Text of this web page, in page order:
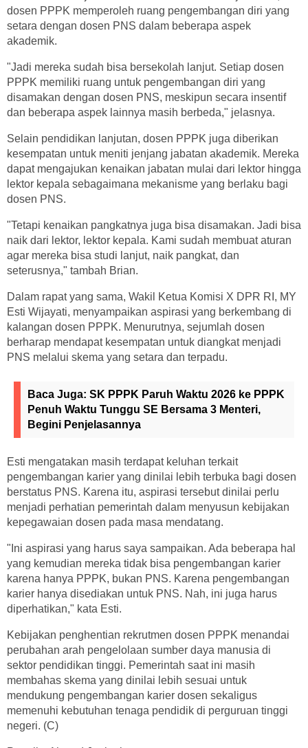
dosen PPPK memperoleh ruang pengembangan diri yang
setara dengan dosen PNS dalam beberapa aspek
akademik.
"Jadi mereka sudah bisa bersekolah lanjut. Setiap dosen
PPPK memiliki ruang untuk pengembangan diri yang
disamakan dengan dosen PNS, meskipun secara insentif
dan beberapa aspek lainnya masih berbeda," jelasnya.
Selain pendidikan lanjutan, dosen PPPK juga diberikan
kesempatan untuk meniti jenjang jabatan akademik. Mereka
dapat mengajukan kenaikan jabatan mulai dari lektor hingga
lektor kepala sebagaimana mekanisme yang berlaku bagi
dosen PNS.
"Tetapi kenaikan pangkatnya juga bisa disamakan. Jadi bisa
naik dari lektor, lektor kepala. Kami sudah membuat aturan
agar mereka bisa studi lanjut, naik pangkat, dan
seterusnya," tambah Brian.
Dalam rapat yang sama, Wakil Ketua Komisi X DPR RI, MY
Esti Wijayati, menyampaikan aspirasi yang berkembang di
kalangan dosen PPPK. Menurutnya, sejumlah dosen
berharap mendapat kesempatan untuk diangkat menjadi
PNS melalui skema yang setara dan terpadu.
Baca Juga: SK PPPK Paruh Waktu 2026 ke PPPK
Penuh Waktu Tunggu SE Bersama 3 Menteri,
Begini Penjelasannya
Esti mengatakan masih terdapat keluhan terkait
pengembangan karier yang dinilai lebih terbuka bagi dosen
berstatus PNS. Karena itu, aspirasi tersebut dinilai perlu
menjadi perhatian pemerintah dalam menyusun kebijakan
kepegawaian dosen pada masa mendatang.
"Ini aspirasi yang harus saya sampaikan. Ada beberapa hal
yang kemudian mereka tidak bisa pengembangan karier
karena hanya PPPK, bukan PNS. Karena pengembangan
karier hanya disediakan untuk PNS. Nah, ini juga harus
diperhatikan," kata Esti.
Kebijakan penghentian rekrutmen dosen PPPK menandai
perubahan arah pengelolaan sumber daya manusia di
sektor pendidikan tinggi. Pemerintah saat ini masih
membahas skema yang dinilai lebih sesuai untuk
mendukung pengembangan karier dosen sekaligus
memenuhi kebutuhan tenaga pendidik di perguruan tinggi
negeri. (C)